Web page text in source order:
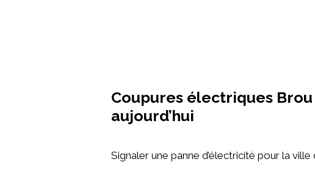
Coupures électriques Brou
aujourd’hui
Signaler une panne d’électricité pour la